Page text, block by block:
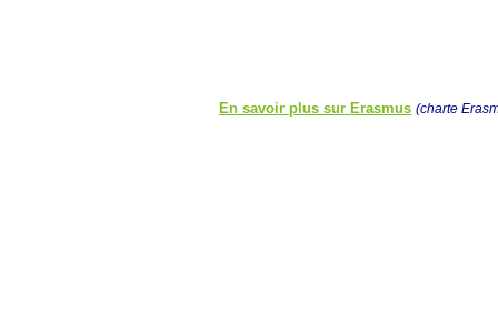
En savoir plus sur Erasmus (charte